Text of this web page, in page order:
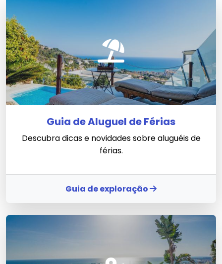
Guia de Aluguel de Férias
Descubra dicas e novidades sobre aluguéis de
férias.
Guia de exploração